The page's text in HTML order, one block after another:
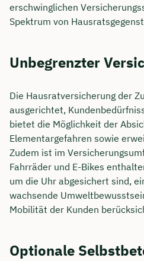
erschwinglichen
Spektrum von
Unbegrenzter
Die Hausratversicherung der
ausgerichtet,
bietet die Möglichkeit der
Elementargefahren sowie
Zudem ist im
Fahrräder und E-Bikes
um die Uhr abgesichert sind,
wachsende
Mobilität der Kunden
Optionale